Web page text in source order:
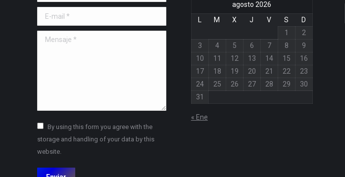
E-mail *
Mensaje *
By using this form you agree with the
storage and handling of your data by this
website.
agosto 2026
L
M X J V S
D
1
2
3
4 5 6 7 8
9
10
11 12 13 14 15
16
17
18 19 20 21 22
23
24
25 26 27 28 29
30
31
« Ene